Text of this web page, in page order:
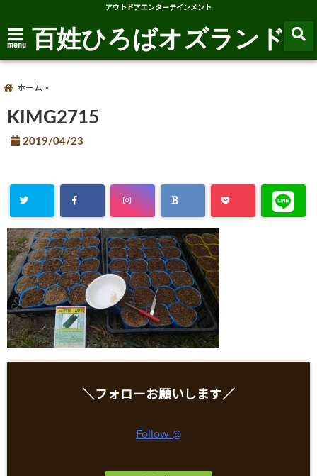
アウトドアエンターテインメント
menu 百姓ひろばオズランド
ホーム
KIMG2715
2019/04/23
＼フォローお願いします／
Follow @